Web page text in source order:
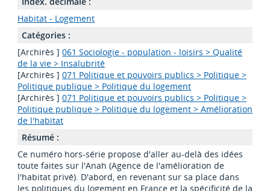
Habitat - Logement
Catégories :
[Archirès ] 061 Sociologie - population - loisirs > Qualité
de la vie > Insalubrité
[Archirès ] 071 Politique et pouvoirs publics > Politique >
Politique publique > Politique du logement
[Archirès ] 071 Politique et pouvoirs publics > Politique >
Politique publique > Politique du logement > Amélioration
de l'habitat
Résumé :
Ce numéro hors-série propose d'aller au-delà des idées
toute faites sur l'Anah (Agence de l'amélioration de
l'habitat privé). D'abord, en revenant sur sa place dans
les politiques du logement en France et la spécificité de la